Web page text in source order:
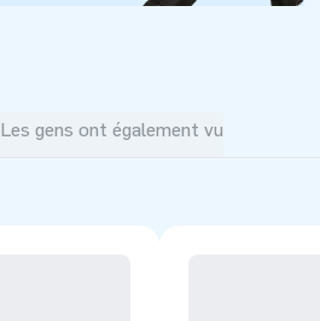
Les gens ont également vu